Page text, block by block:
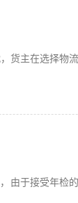
货主在选择物
由于接受年检